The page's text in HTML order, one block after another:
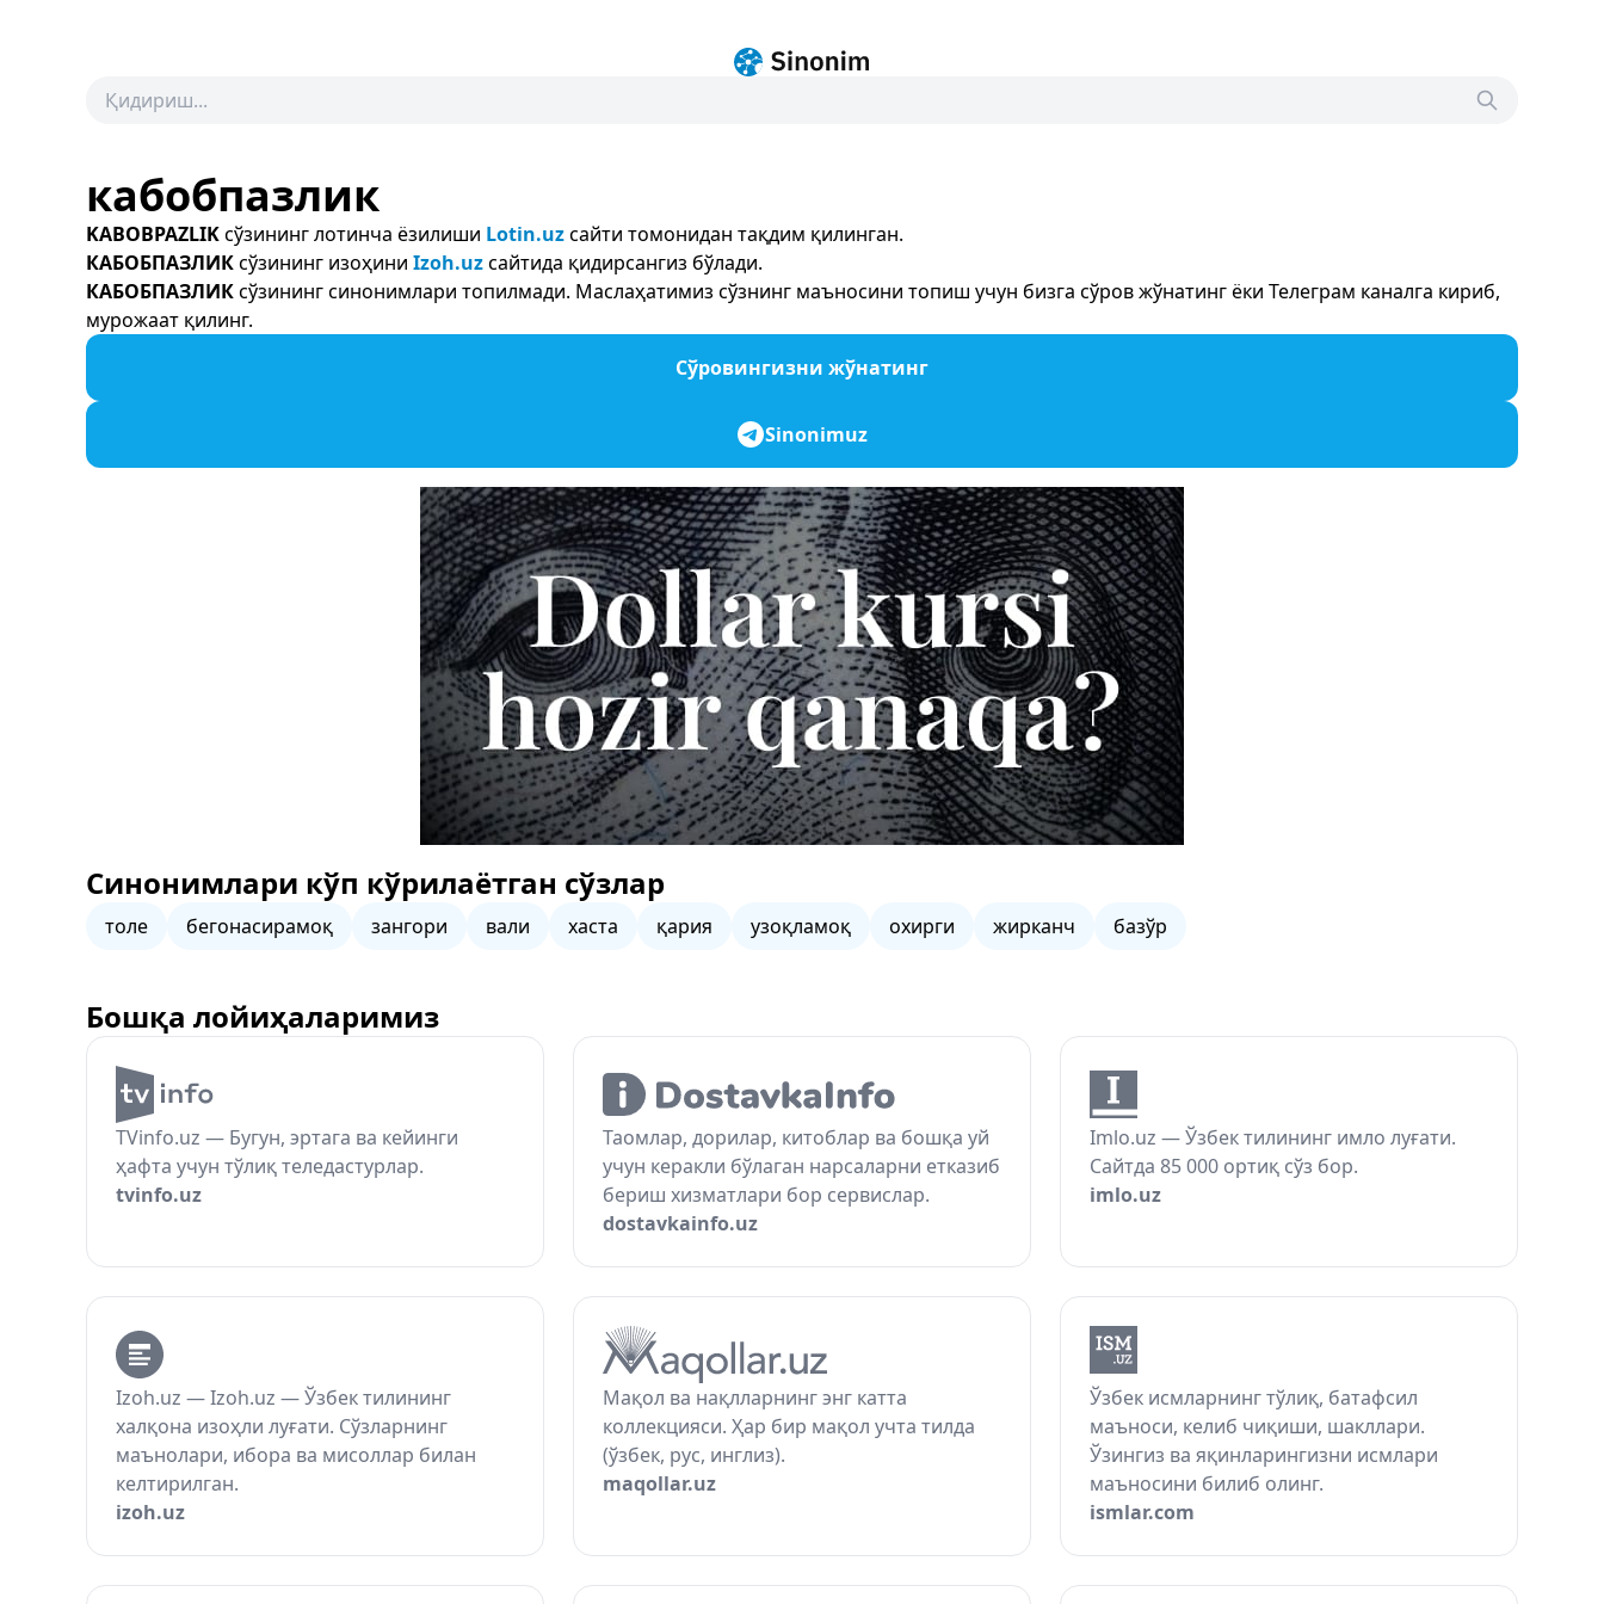
кабобпазлик
KABOBPAZLIKсўзининг лотинча ёзилиши Lotin.uzсайти томонидан тақдим қилинган.
КАБОБПАЗЛИКсўзининг изоҳини Izoh.uzсайтида қидирсангиз бўлади.
КАБОБПАЗЛИКсўзининг синонимлари топилмади. Маслаҳатимиз сўзнинг маъносини топиш учун бизга сўров жўнатинг ёки Телеграм каналга кириб,
мурожаат қилинг.
Сўровингизни жўнатинг
Sinonimuz
Синонимлари кўп кўрилаётган сўзлар
толе бегонасирамоқ зангори вали хаста қария узоқламоқ охирги жирканч базўр
Бошқа лойиҳаларимиз
TVinfo.uz — Бугун, эртага ва кейинги
ҳафта учун тўлиқ теледастурлар.
tvinfo.uz
Таомлар, дорилар, китоблар ва бошқа уй
учун керакли бўлаган нарсаларни етказиб
бериш хизматлари бор сервислар.
dostavkainfo.uz
Imlo.uz — Ўзбек тилининг имло луғати.
Сайтда 85 000 ортиқ сўз бор.
imlo.uz
Izoh.uz — Izoh.uz — Ўзбек тилининг
халқона изоҳли луғати. Сўзларнинг
маънолари, ибора ва мисоллар билан
келтирилган.
izoh.uz
Мақол ва нақлларнинг энг катта
коллекцияси. Ҳар бир мақол учта тилда
(ўзбек, рус, инглиз).
maqollar.uz
Ўзбек исмларнинг тўлиқ, батафсил
маъноси, келиб чиқиши, шакллари.
Ўзингиз ва яқинларингизни исмлари
маъносини билиб олинг.
ismlar.com